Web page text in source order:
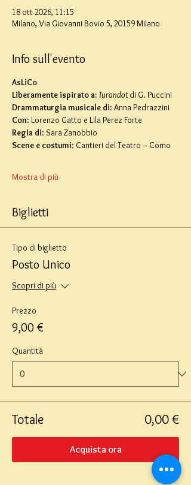
18 ott 2026, 11:15
Milano, Via Giovanni Bovio 5, 20159 Milano
Info sull'evento
AsLiCo
Liberamente ispirato a:Turandot di G. Puccini
Drammaturgia musicale di: Anna Pedrazzini
Con: Lorenzo Gatto e Lila Perez Forte
Regia di: Sara Zanobbio
Scene e costumi: Cantieri del Teatro – Como
Mostra di più
Biglietti
Tipo di biglietto
Posto Unico
Scopri di più
Prezzo
9,00 €
Quantità
Totale 0,00 €
Acquista ora